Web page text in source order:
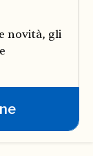
novità, gli